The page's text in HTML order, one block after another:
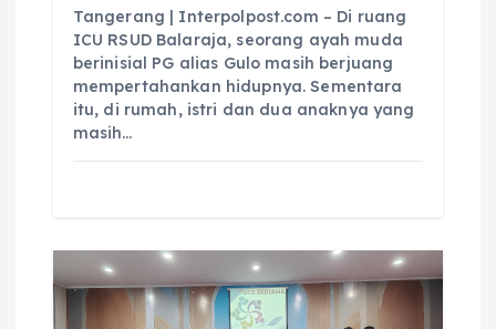
Tangerang | Interpolpost.com – Di ruang
ICU RSUD Balaraja, seorang ayah muda
berinisial PG alias Gulo masih berjuang
mempertahankan hidupnya. Sementara
itu, di rumah, istri dan dua anaknya yang
masih…